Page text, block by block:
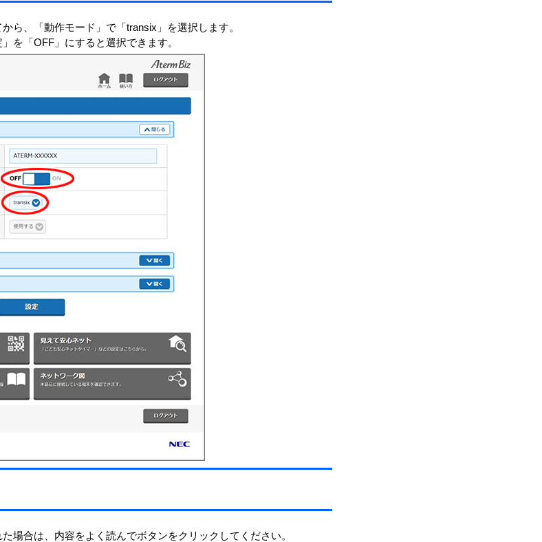
ら、「動作モード」で「transix」を選択します。
を「OFF」にすると選択できます。
場合は、内容をよく読んでボタンをクリックしてください。